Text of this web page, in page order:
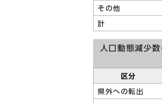
その他
計
人口動態減少
区分
県外への転出